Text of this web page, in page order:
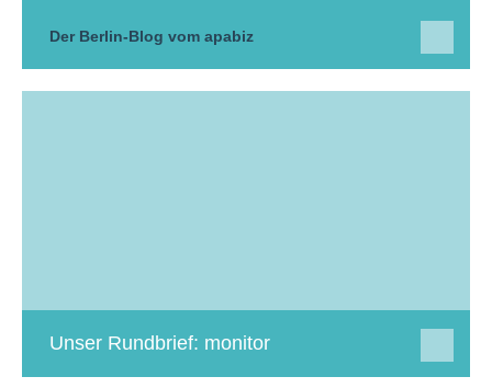
Der Berlin-Blog vom apabiz
Unser Rundbrief: monitor